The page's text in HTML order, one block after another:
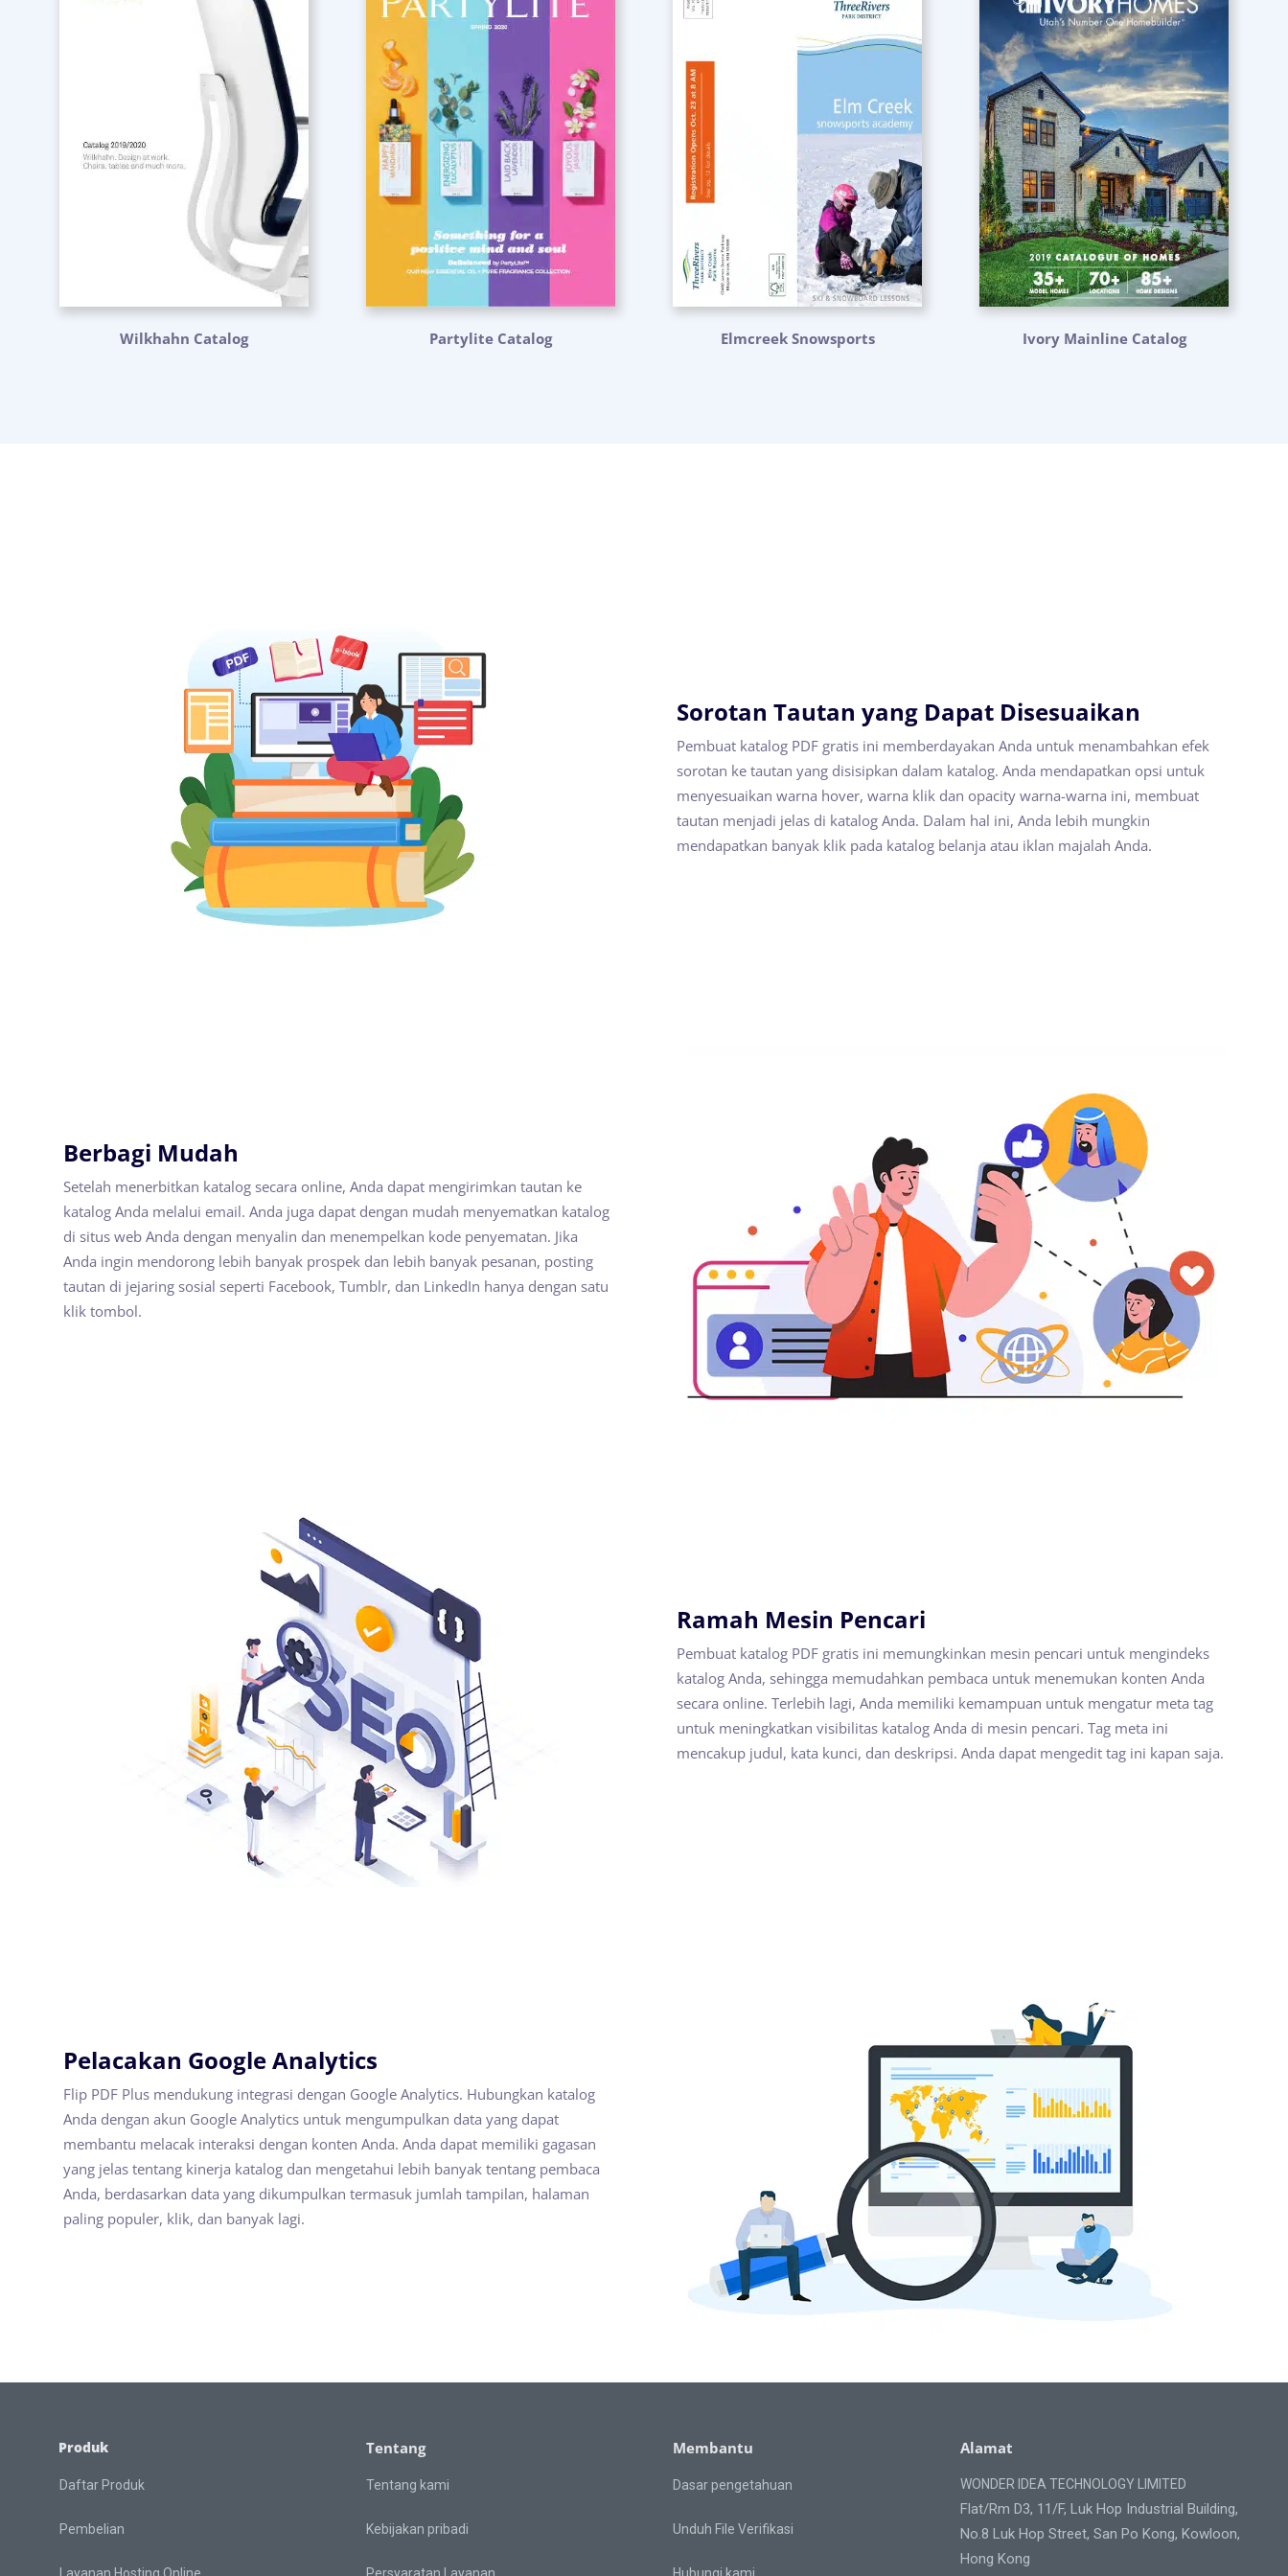
Wilkhahn Catalog Partylite Catalog Elmcreek Snowsports Ivory Mainline Catalog
Sorotan Tautan yang Dapat Disesuaikan
Pembuat katalog PDF gratis ini memberdayakan Anda untuk menambahkan efek
sorotan ke tautan yang disisipkan dalam katalog. Anda mendapatkan opsi untuk
menyesuaikan warna hover, warna klik dan opacity warna-warna ini, membuat
tautan menjadi jelas di katalog Anda. Dalam hal ini, Anda lebih mungkin
mendapatkan banyak klik pada katalog belanja atau iklan majalah Anda.
Berbagi Mudah
Setelah menerbitkan katalog secara online, Anda dapat mengirimkan tautan ke
katalog Anda melalui email. Anda juga dapat dengan mudah menyematkan katalog
di situs web Anda dengan menyalin dan menempelkan kode penyematan. Jika
Anda ingin mendorong lebih banyak prospek dan lebih banyak pesanan, posting
tautan di jejaring sosial seperti Facebook, Tumblr, dan LinkedIn hanya dengan satu
klik tombol.
Ramah Mesin Pencari
Pembuat katalog PDF gratis ini memungkinkan mesin pencari untuk mengindeks
katalog Anda, sehingga memudahkan pembaca untuk menemukan konten Anda
secara online. Terlebih lagi, Anda memiliki kemampuan untuk mengatur meta tag
untuk meningkatkan visibilitas katalog Anda di mesin pencari. Tag meta ini
mencakup judul, kata kunci, dan deskripsi. Anda dapat mengedit tag ini kapan saja.
Pelacakan Google Analytics
Flip PDF Plus mendukung integrasi dengan Google Analytics. Hubungkan katalog
Anda dengan akun Google Analytics untuk mengumpulkan data yang dapat
membantu melacak interaksi dengan konten Anda. Anda dapat memiliki gagasan
yang jelas tentang kinerja katalog dan mengetahui lebih banyak tentang pembaca
Anda, berdasarkan data yang dikumpulkan termasuk jumlah tampilan, halaman
paling populer, klik, dan banyak lagi.
Produk
Daftar Produk
Pembelian
Tentang
Tentang kami
Kebijakan pribadi
Membantu
Dasar pengetahuan
Unduh File Verifikasi
Alamat
WONDER IDEA TECHNOLOGY LIMITED
Flat/Rm D3, 11/F, Luk Hop Industrial Building,
No.8 Luk Hop Street, San Po Kong, Kowloon,
Hong Kong